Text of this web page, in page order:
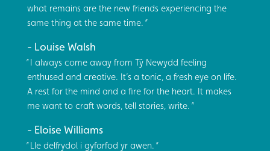
what remains are the new friends experiencing the
same thing at the same time.
Louise Walsh
I always come away from Tŷ Newydd feeling
enthused and creative. It’s a tonic, a fresh eye on life.
A rest for the mind and a fire for the heart. It makes
me want to craft words, tell stories, write.
Eloise Williams
Lle delfrydol i gyfarfod yr awen.